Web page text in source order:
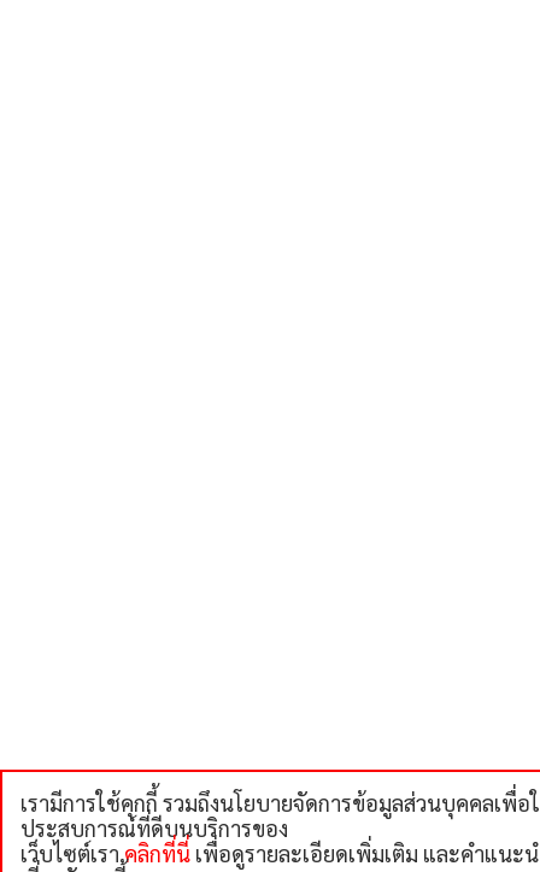
เรามีการใช้คุกกี้ รวมถึงนโยบายจัดการข้อมูลส่วนบุคคลเพื่
ประสบการณ์ที่ดีบนบริการของ
เว็บไซต์เราคลิกที่นี่ เพื่อดูรายละเอียดเพิ่มเติม และคําแนะ